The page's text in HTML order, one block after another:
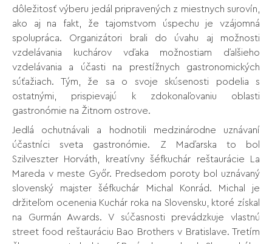
dôležitosť výberu jedál pripravených z miestnych surovín,
ako aj na fakt, že tajomstvom úspechu je vzájomná
spolupráca. Organizátori brali do úvahu aj možnosti
vzdelávania kuchárov vďaka možnostiam ďalšieho
vzdelávania a účasti na prestížnych gastronomických
súťažiach. Tým, že sa o svoje skúsenosti podelia s
ostatnými, prispievajú k zdokonaľovaniu oblasti
gastronómie na Žitnom ostrove.
Jedlá ochutnávali a hodnotili medzinárodne uznávaní
účastníci sveta gastronómie. Z Maďarska to bol
Szilveszter Horváth, kreatívny šéfkuchár reštaurácie La
Mareda v meste Győr. Predsedom poroty bol uznávaný
slovenský majster šéfkuchár Michal Konrád. Michal je
držiteľom ocenenia Kuchár roka na Slovensku, ktoré získal
na Gurmán Awards. V súčasnosti prevádzkuje vlastnú
street food reštauráciu Bao Brothers v Bratislave. Tretím